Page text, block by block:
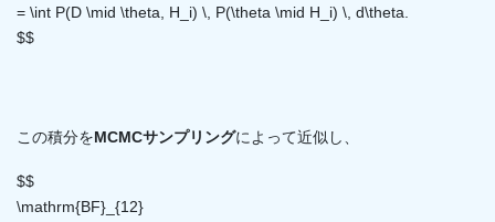
= \int P(D \mid \theta, H_i) \, P(\theta \mid H_i) \, d\theta.
$$
この積分をMCMCサンプリングによって近似し、
$$
\mathrm{BF}_{12}